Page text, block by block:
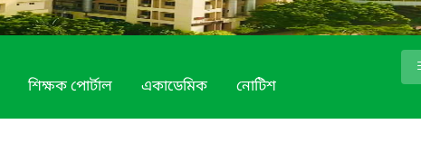
শিক্ষক পোর্টাল একাডেমিক নোটিশ